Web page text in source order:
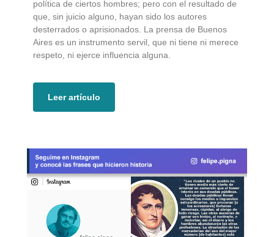
política de ciertos hombres; pero con el resultado de
que, sin juicio alguno, hayan sido los autores
desterrados o aprisionados. La prensa de Buenos
Aires es un instrumento servil, que ni tiene ni merece
respeto, ni ejerce influencia alguna.
Leer artículo